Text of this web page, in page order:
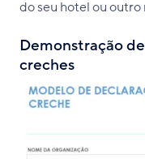
do seu hotel ou
Demonstração
creches